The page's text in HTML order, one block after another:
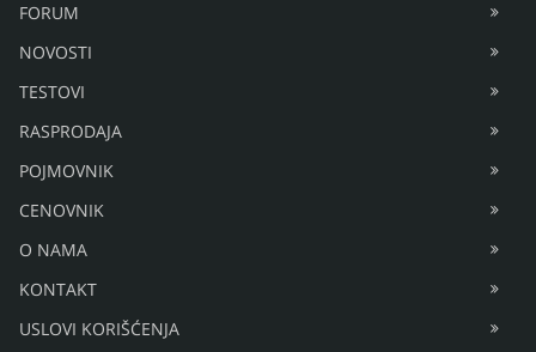
FORUM
NOVOSTI
TESTOVI
RASPRODAJA
POJMOVNIK
CENOVNIK
O NAMA
KONTAKT
USLOVI KORIŠĆENJA